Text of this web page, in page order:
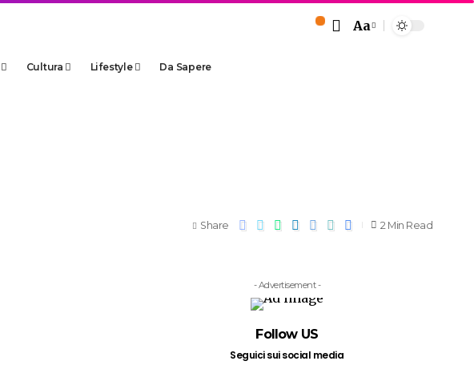
Aa
Cultura Lifestyle Da Sapere
Share 2 Min Read
- Advertisement -
Follow US
Seguici sui social media